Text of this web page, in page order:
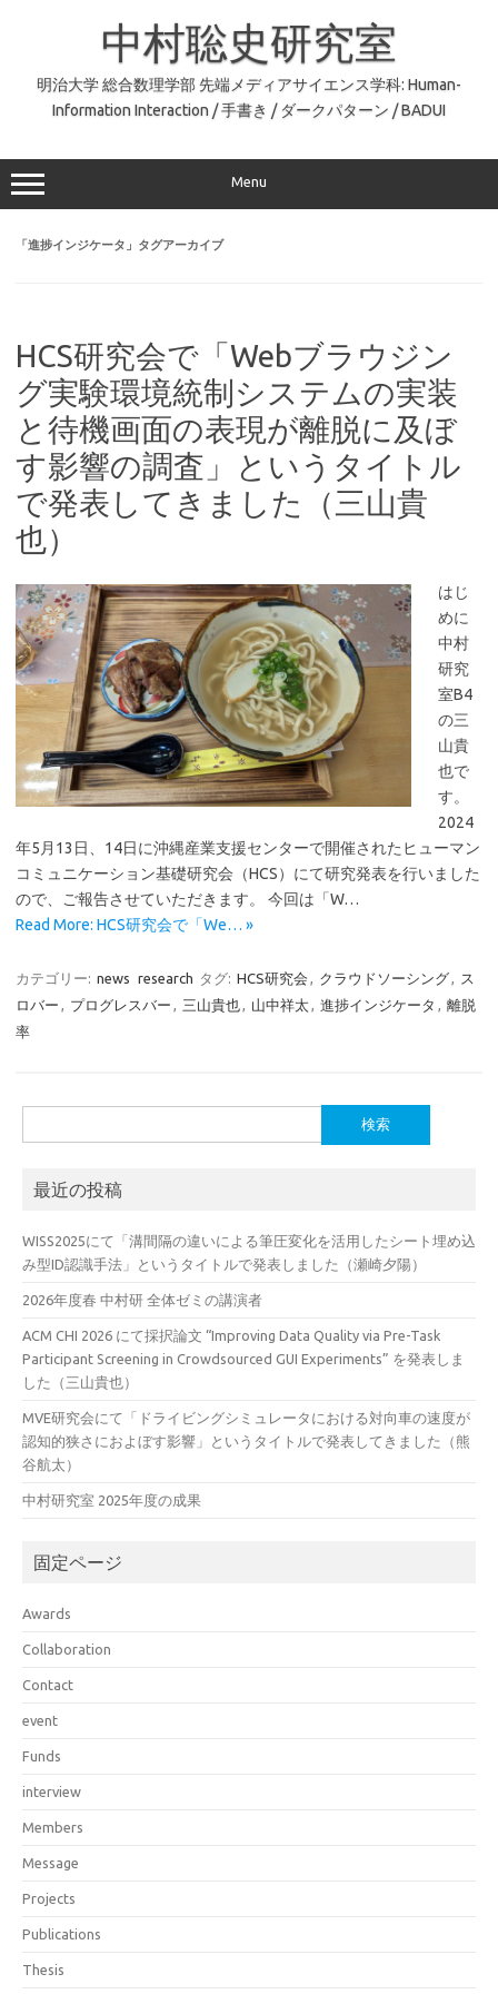
中村聡史研究室
明治大学 総合数理学部 先端メディアサイエンス学科: Human-
Information Interaction / 手書き / ダークパターン / BADUI
Menu
「進捗インジケータ 」タグアーカイブ
HCS研究会で「Webブラウジン
グ実験環境統制システムの実装
と待機画面の表現が離脱に及ぼ
す影響の調査」というタイトル
で発表してきました（三山貴
也）
はじ
めに
中村
研究
室B4
の三
山貴
也で
す。
2024
年5月13日、14日に沖縄産業支援センターで開催されたヒューマン
コミュニケーション基礎研究会（HCS）にて研究発表を行いました
ので、ご報告させていただきます。 今回は「W…
Read More: HCS研究会で「We… »
カテゴリー: news research タグ: HCS研究会 , クラウドソーシング, ス
ロバー , プログレスバー , 三山貴也, 山中祥太, 進捗インジケータ , 離脱
率
索:
最近の投稿
WISS2025にて「溝間隔の違いによる筆圧変化を活用したシート埋め込
み型ID認識手法」というタイトルで発表しました（瀬崎夕陽）
2026年度春 中村研 全体ゼミの講演者
ACM CHI 2026 にて採択論文 “Improving Data Quality via Pre-Task
Participant Screening in Crowdsourced GUI Experiments” を発表しま
した（三山貴也）
MVE研究会にて「ドライビングシミュレータにおける対向車の速度が
認知的狭さにおよぼす影響」というタイトルで発表してきました（熊
谷航太）
中村研究室 2025年度の成果
固定ページ
Awards
Collaboration
Contact
event
Funds
interview
Members
Message
Projects
Publications
Thesis